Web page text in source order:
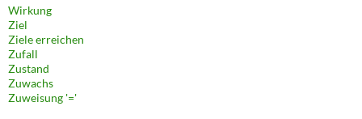
Wirkung
Ziel
Ziele erreichen
Zufall
Zustand
Zuwachs
Zuweisung '='